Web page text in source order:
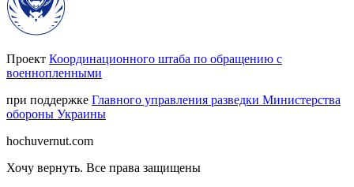
Проект Координационного штаба по обращению с
военнопленными
при поддержке Главного управления разведки Министерства
обороны Украины
hochuvernut.com
Хочу вернуть. Все права защищены